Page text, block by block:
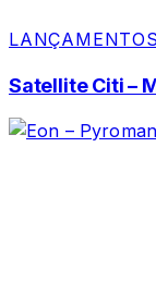
LANÇAMENTOS
Satellite Citi –